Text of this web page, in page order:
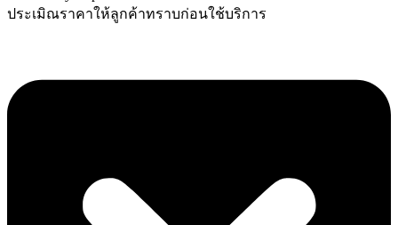
ประเมิณราคาให้ลูกค้าทราบก่อนใช้บริการ